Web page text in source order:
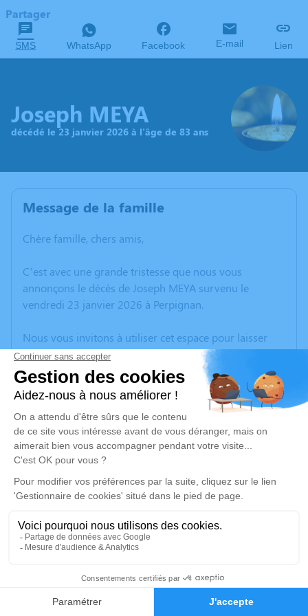
Faire-part Hommages
Partager
SMS WhatsApp Facebook E-mail Lien
Joseph MEYA
décédé le 23 janvier 2026 à l'âge de 83 ans
Message de la famille
Chère famille, chers amis,
C’est avec une grande tristesse que nous vous
annonçons le décès de Joseph MEYA survenu le
vendredi 23 janvier 2026 à Perpignan.
Nous vous invitons à utiliser cet espace pour laisser
vos condoléances, partager des photos souvenirs, une
anecdote ou exprimer vos pensées à travers des
poèmes ou des textes. Cet endroit est un lieu
d'expression dédié à honorer la mémoire de Joseph
MEYA.
Un service de plantation d’arbre hommage est
disponible ici.
Je rends hommage
Cérémonie religieuse
Église Enveigt d'Enveitg
66760 Enveitg